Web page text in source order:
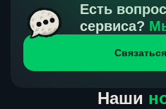
получения нами средств от
направлений курс, указанный
окончательным. Если
чат на сайте, мы поможем
Есть
сервиса?
Наши